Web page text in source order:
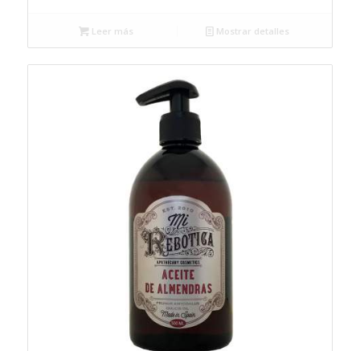
Leer más Mostrar detalles